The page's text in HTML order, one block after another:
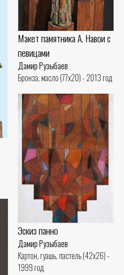
Макет памятника А. Навои с
певицами
Дамир Рузыбаев
Бронза, масло (77x20) - 2013 год
Эскиз панно
Дамир Рузыбаев
Картон, гуашь, пастель (42x26) -
1999 год